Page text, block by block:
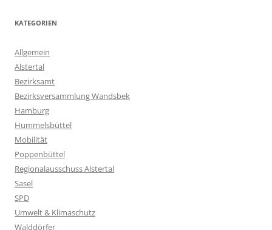
KATEGORIEN
Allgemein
Alstertal
Bezirksamt
Bezirksversammlung Wandsbek
Hamburg
Hummelsbüttel
Mobilität
Poppenbüttel
Regionalausschuss Alstertal
Sasel
SPD
Umwelt & Klimaschutz
Walddörfer